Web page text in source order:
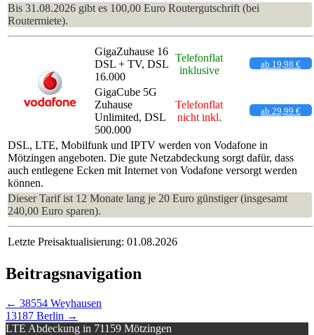
Bis 31.08.2026 gibt es 100,00 Euro Routergutschrift (bei
Routermiete).
GigaZuhause 16
DSL + TV, DSL
16.000
Telefonflat
inklusive
ab 19,98 €
GigaCube 5G
Zuhause
Unlimited, DSL
500.000
Telefonflat
nicht inkl.
ab 29,99 €
DSL, LTE, Mobilfunk und IPTV werden von Vodafone in
Mötzingen angeboten. Die gute Netzabdeckung sorgt dafür, dass
auch entlegene Ecken mit Internet von Vodafone versorgt werden
können.
Dieser Tarif ist 12 Monate lang je 20 Euro günstiger (insgesamt
240,00 Euro sparen).
Letzte Preisaktualisierung: 01.08.2026
Beitragsnavigation
← 38554 Weyhausen
13187 Berlin →
LTE Abdeckung in 71159 Mötzingen